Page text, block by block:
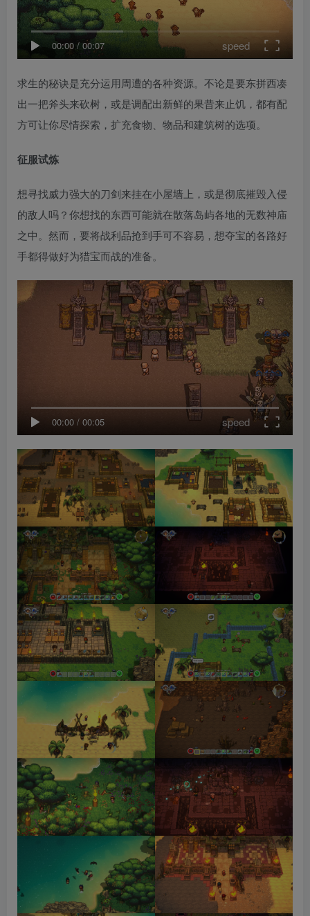
00:00 / 00:07 speed
求生的秘诀是充分运用周遭的各种资源。不论是要东拼西凑
出一把斧头来砍树，或是调配出新鲜的果昔来止饥，都有配
方可让你尽情探索，扩充食物、物品和建筑树的选项。
征服试炼
想寻找威力强大的刀剑来挂在小屋墙上，或是彻底摧毁入侵
的敌人吗？你想找的东西可能就在散落岛屿各地的无数神庙
之中。然而，要将战利品抢到手可不容易，想夺宝的各路好
手都得做好为猎宝而战的准备。
00:00 / 00:05 speed